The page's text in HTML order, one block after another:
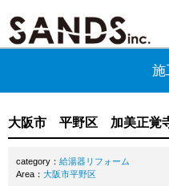
施
大阪市 平野区 加美正覚
category： 給湯器リフォーム
Area： 大阪市平野区